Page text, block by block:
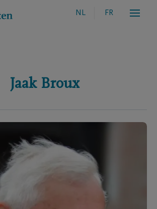
NL FR
Jaak Broux